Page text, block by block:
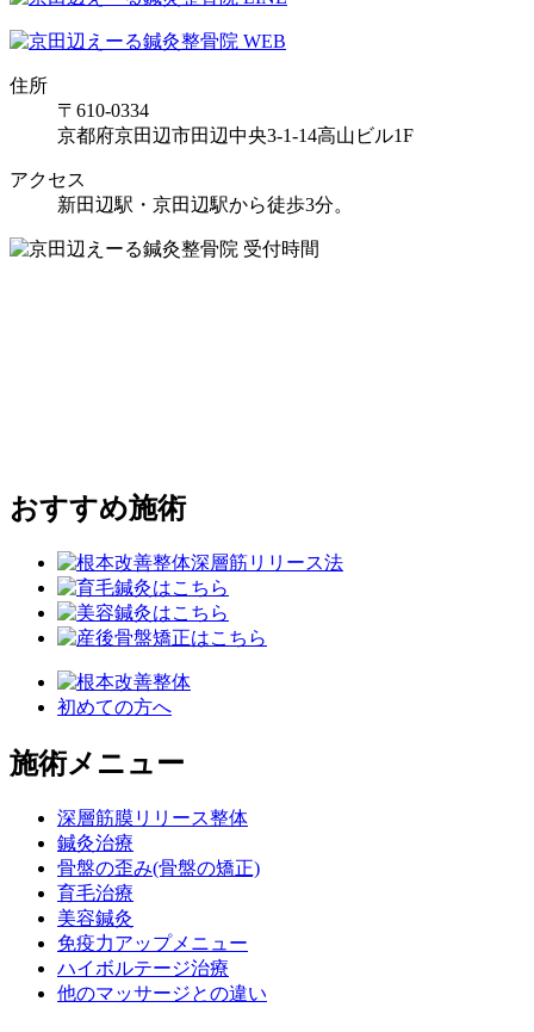
住所
〒610-0334
京都府京田辺市田辺中央3-1-14高山ビル1F
アクセス
新田辺駅・京田辺駅から徒歩3分。
おすすめ施術
初めての方へ
施術メニュー
深層筋膜リリース整体
鍼灸治療
骨盤の歪み(骨盤の矯正)
育毛治療
美容鍼灸
免疫力アップメニュー
ハイボルテージ治療
他のマッサージとの違い